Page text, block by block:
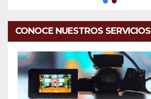
CONOCE NUESTROS SERVICIOS